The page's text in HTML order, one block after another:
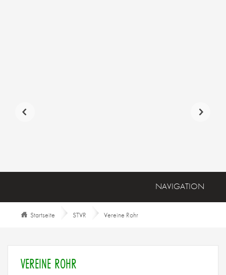
NAVIGATION
Navigation Main does not exist
Startseite STVR Vereine Rohr
VEREINE ROHR